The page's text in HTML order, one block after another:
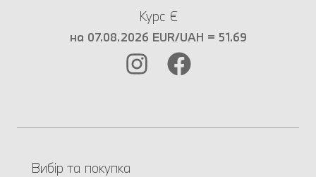
Курс €
на 07.08.2026 EUR/UAH = 51.69
Вибір та покупка